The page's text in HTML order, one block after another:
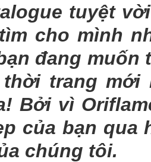
tuyệt
cho mình
đang
trang mới
Bởi vì
của bạn qua
chúng tôi.